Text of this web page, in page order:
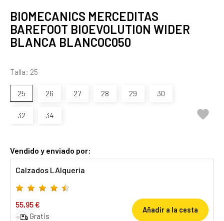
BIOMECANICS MERCEDITAS
BAREFOOT BIOEVOLUTION WIDER
BLANCA BLANCOC050
Talla: 25
25 26 27 28 29 30
32 34 
Vendido y enviado por:
Calzados LAlqueria
55,95 €
Gratis
Añadir a la cesta